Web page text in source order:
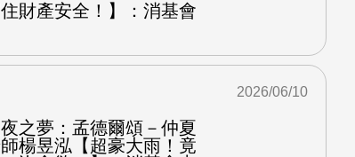
財產安全！】：消基會
之夢：孟德爾頌－仲夏
楊昱泓【超豪大雨！竟
2026/06/10